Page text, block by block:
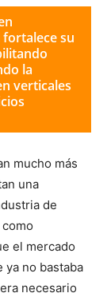
su
la
verticales
mucho más
una
de
el mercado
ya no bastaba
necesario